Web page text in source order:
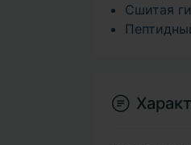
Сшитая